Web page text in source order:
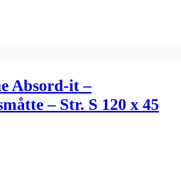
Absord-it –
– Str. S 120 x 45